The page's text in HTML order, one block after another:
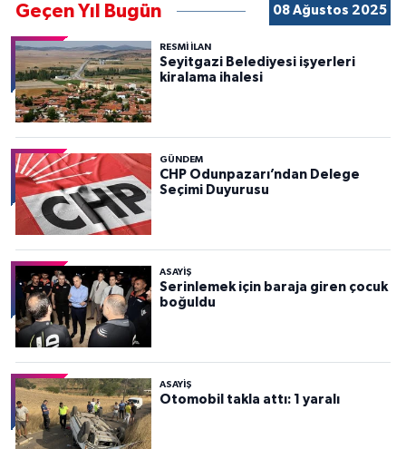
Geçen Yıl Bugün 08 Ağustos 2025
RESMİ İLAN
Seyitgazi Belediyesi işyerleri
kiralama ihalesi
GÜNDEM
CHP Odunpazarı’ndan Delege
Seçimi Duyurusu
ASAYİŞ
Serinlemek için baraja giren çocuk
boğuldu
ASAYİŞ
Otomobil takla attı: 1 yaralı